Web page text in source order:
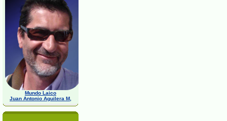
Mundo Laico
Juan Antonio Aguilera M,